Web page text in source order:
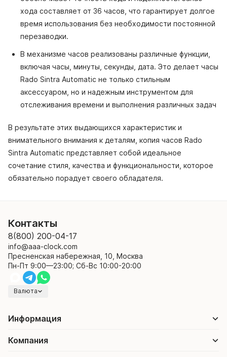
хода составляет от 36 часов, что гарантирует долгое
время использования без необходимости постоянной
перезаводки.
В механизме часов реализованы различные функции,
включая часы, минуты, секунды, дата. Это делает часы
Rado Sintra Automatic не только стильным
аксессуаром, но и надежным инструментом для
отслеживания времени и выполнения различных задач
В результате этих выдающихся характеристик и
внимательного внимания к деталям, копия часов Rado
Sintra Automatic представляет собой идеальное
сочетание стиля, качества и функциональности, которое
обязательно порадует своего обладателя.
Контакты
8(800) 200-04-17
info@aaa-clock.com
Пресненская набережная, 10, Москва
Пн-Пт 9:00—23:00; Сб-Вс 10:00-20:00
Валюта
Информация
Компания